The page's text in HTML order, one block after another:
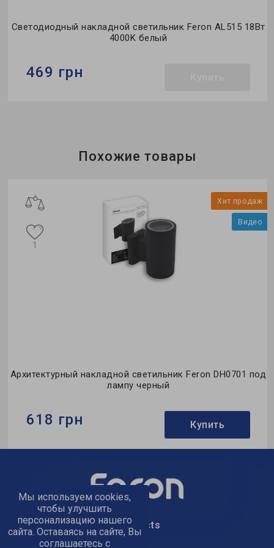
Светодиодный накладной светильник Feron AL515 18Вт
4000K белый
469 грн
Тип источника света:LED
Похожие товары
продаж
под
Хит
Архитектурный накладной светильник Feron
лампу серый
845 грн
Тип светильника:накладной
Тип источника света:под лампу
text_kontacts
Мы используем cookies,
чтобы улучшить
персонализацию нашего
сайта. Оставаясь на сайте, Вы
соглашаетесь с